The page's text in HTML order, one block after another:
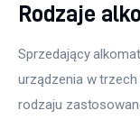
Rodzaje
Sprzedający
urządzenia w trzech
rodzaju